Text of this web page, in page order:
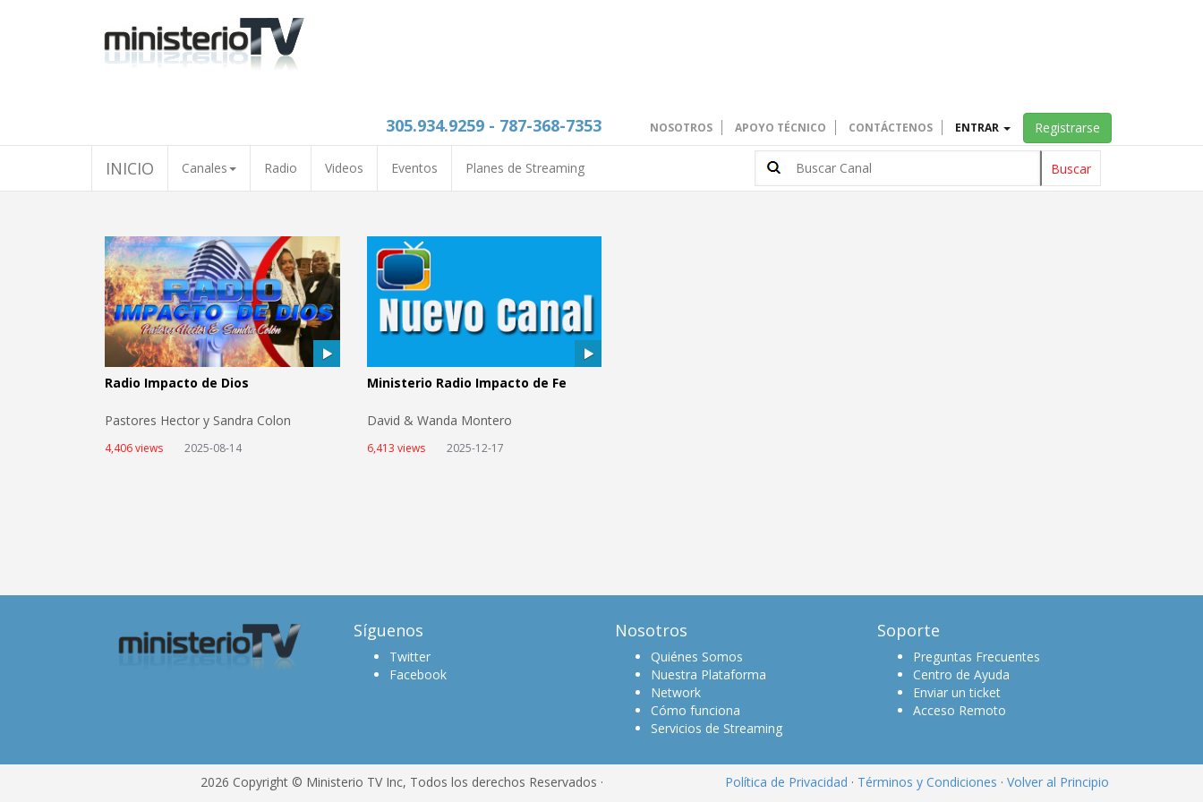
305.934.9259 - 787-368-7353 NOSOTROS APOYO TÉCNICO CONTÁCTENOS ENTRAR Registrarse
INICIO Canales Radio Videos Eventos Planes de Streaming
Radio Impacto de Dios
Pastores Hector y Sandra Colon
4,406 views 2025-08-14
Ministerio Radio Impacto de Fe
David & Wanda Montero
6,413 views 2025-12-17
Síguenos
Twitter
Facebook
Nosotros
Quiénes Somos
Nuestra Plataforma
Network
Cómo funciona
Servicios de Streaming
Soporte
Preguntas Frecuentes
Centro de Ayuda
Enviar un ticket
Acceso Remoto
Política de Privacidad · Términos y Condiciones · Volver al Principio
2026 Copyright © Ministerio TV Inc, Todos los derechos Reservados ·